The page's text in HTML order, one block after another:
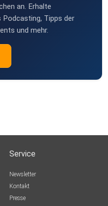
an. Erhalte
Tipps der
und mehr.
Service
Newsletter
Kontakt
Presse